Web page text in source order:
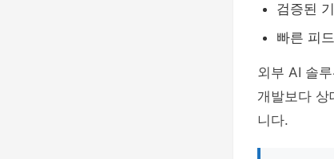
검증된
빠른 피
외부 AI 솔
개발보다 상
니다.